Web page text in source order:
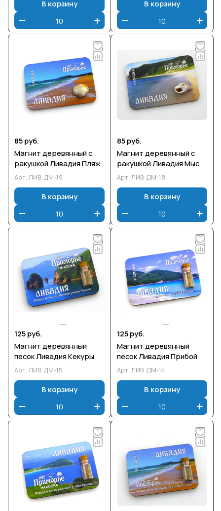
В корзину В корзину
85 руб.
Магнит деревянный с
ракушкой Ливадия Пляж
Арт. ЛИВ ДМ-19
В корзину
85 руб.
Магнит деревянный с
ракушкой Ливадия Мыс
Арт. ЛИВ ДМ-18
В корзину
125 руб.
Магнит деревянный
песок Ливадия Кекуры
Арт. ЛИВ ДМ-15
В корзину
125 руб.
Магнит деревянный
песок Ливадия Прибой
Арт. ЛИВ ДМ-14
В корзину